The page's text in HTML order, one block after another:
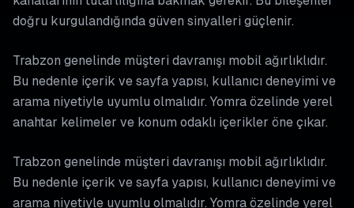
doğru kurgulandığında güven sinyalleri güçlenir.
Trabzon genelinde müşteri davranışı mobil ağırlıklıdır.
Bu nedenle içerik ve sayfa yapısı, kullanıcı deneyimi ve
arama niyetiyle uyumlu olmalıdır. Yomra özelinde yerel
anahtar kelimeler ve konum odaklı içerikler öne çıkar.
Trabzon genelinde müşteri davranışı mobil ağırlıklıdır.
Bu nedenle içerik ve sayfa yapısı, kullanıcı deneyimi ve
arama niyetiyle uyumlu olmalıdır. Yomra özelinde yerel